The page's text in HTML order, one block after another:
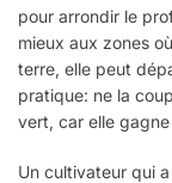
pour arrondir le
mieux aux zones
terre, elle peut
pratique: ne la
vert, car elle
Un cultivateur qui